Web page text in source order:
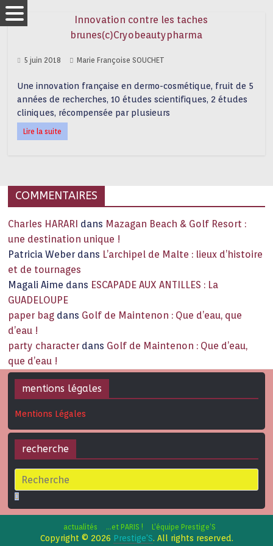
5 juin 2018 Marie Françoise SOUCHET
Une innovation française en dermo-cosmétique, fruit de 5
années de recherches, 10 études scientifiques, 2 études
cliniques, récompensée par plusieurs
Lire la suite
COMMENTAIRES
Charles HARARI dans Mazagan Beach & Golf Resort :
une destination unique !
Patricia Weber dans L’archipel de Malte : lieux d’histoire
et de tournages
Magali Aime dans ESCAPADE AUX ANTILLES : La
GUADELOUPE
paper bag dans Golf de Maintenon : Que d’eau, que
d’eau !
party character dans Golf de Maintenon : Que d’eau,
que d’eau !
mentions légales
Mentions Légales
recherche
actualités …et PARIS ! L’équipe Prestige’S
Copyright © 2026 Prestige'S. All rights reserved.